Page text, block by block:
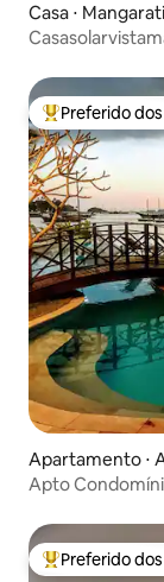
Casa ⋅
Entre os
Preferido
Apartamento ⋅
Apto
Entre os
Preferido